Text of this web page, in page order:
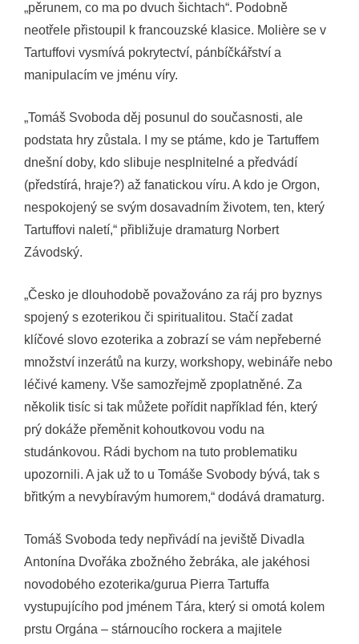
„pěrunem, co ma po dvuch šichtach“. Podobně
neotřele přistoupil k francouzské klasice. Molière se v
Tartuffovi vysmívá pokrytectví, pánbíčkářství a
manipulacím ve jménu víry.
„Tomáš Svoboda děj posunul do současnosti, ale
podstata hry zůstala. I my se ptáme, kdo je Tartuffem
dnešní doby, kdo slibuje nesplnitelné a předvádí
(předstírá, hraje?) až fanatickou víru. A kdo je Orgon,
nespokojený se svým dosavadním životem, ten, který
Tartuffovi naletí,“ přibližuje dramaturg Norbert
Závodský.
„Česko je dlouhodobě považováno za ráj pro byznys
spojený s ezoterikou či spiritualitou. Stačí zadat
klíčové slovo ezoterika a zobrazí se vám nepřeberné
množství inzerátů na kurzy, workshopy, webináře nebo
léčivé kameny. Vše samozřejmě zpoplatněné. Za
několik tisíc si tak můžete pořídit například fén, který
prý dokáže přeměnit kohoutkovou vodu na
studánkovou. Rádi bychom na tuto problematiku
upozornili. A jak už to u Tomáše Svobody bývá, tak s
břitkým a nevybíravým humorem,“ dodává dramaturg.
Tomáš Svoboda tedy nepřivádí na jeviště Divadla
Antonína Dvořáka zbožného žebráka, ale jakéhosi
novodobého ezoterika/gurua Pierra Tartuffa
vystupujícího pod jménem Tára, který si omotá kolem
prstu Orgána – stárnoucího rockera a majitele